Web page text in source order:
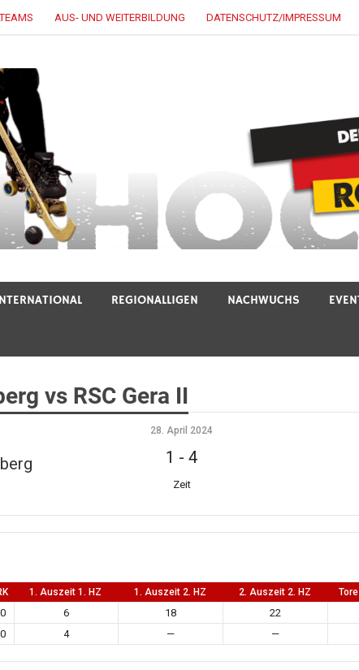
AUS- UND WEITERBILDUNG DATENSCHUTZ/IMPRESSUM
REGIONALLIGEN NACHWUCHS
vs RSC Gera II
28. April 2024
1 -4
Zeit
1. Auszeit 1. HZ 1. Auszeit 2. HZ 2. Auszeit 2. HZ
0 6 18 22
0 4 — —